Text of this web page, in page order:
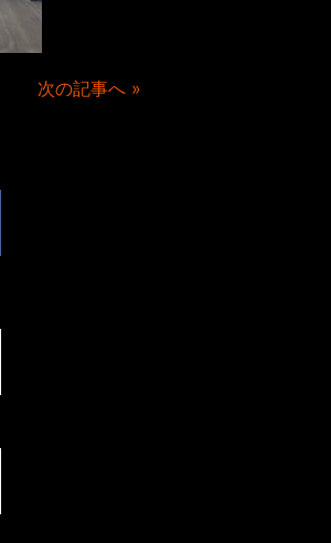
次の記事へ »